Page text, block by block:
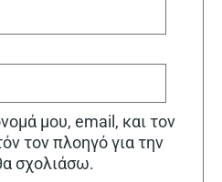
μου, email, και τον
τον πλοηγό για την
σχολιάσω.